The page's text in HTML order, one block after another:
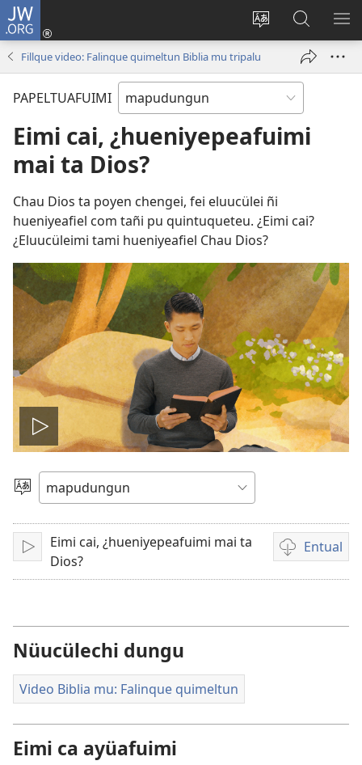
JW.ORG
Quintunge
quewun
Tami
conal
(peafiel
quiñe
hue
mu)
Quintual
JW.ORG
Fillque video: Falinque quimeltun Biblia mu tripalu
PAPELTUAFUIMI
Eimi cai, ¿hueniyepeafuimi
mai ta Dios?
Chau Dios ta poyen chengei, fei eluucülei ñi
hueniyeafiel com tañi pu quintuqueteu. ¿Eimi cai?
¿Eluucüleimi tami hueniyeafiel Chau Dios?
Amulcünungepe
ti
video
Dullial
quehun
Amulcünungeal
Eimi cai, ¿hueniyepeafuimi mai ta
Dios?
Entual
Chumngechi
entual
Nüucülechi dungu
Video Biblia mu: Falinque quimeltun
Eimi ca ayüafuimi